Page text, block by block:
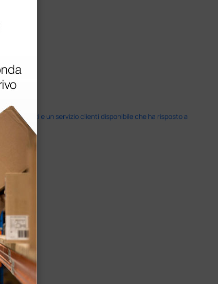
previsti e un servizio clienti disponibile che ha risposto a